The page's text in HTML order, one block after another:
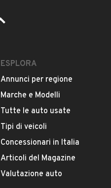
ESPLORA
Annunci per regione
Marche e Modelli
Tutte le auto usate
Tipi di veicoli
Concessionari in Italia
Articoli del Magazine
Valutazione auto